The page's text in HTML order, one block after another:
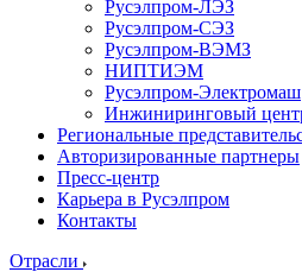
Русэлпром-ЛЭЗ
Русэлпром-СЭЗ
Русэлпром-ВЭМЗ
НИПТИЭМ
Русэлпром-Электромаш
Инжиниринговый
Региональные
Авторизированные партнеры
Пресс-центр
Карьера в Русэлпром
Контакты
Отрасли